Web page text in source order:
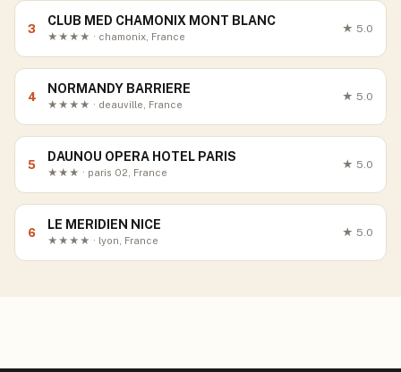
3
CLUB MED CHAMONIX MONT BLANC
★★★★ · chamonix, France
★ 5.0
4
NORMANDY BARRIERE
★★★★ · deauville, France
★ 5.0
5
DAUNOU OPERA HOTEL PARIS
★★★ · paris 02, France
★ 5.0
6
LE MERIDIEN NICE
★★★★ · lyon, France
★ 5.0